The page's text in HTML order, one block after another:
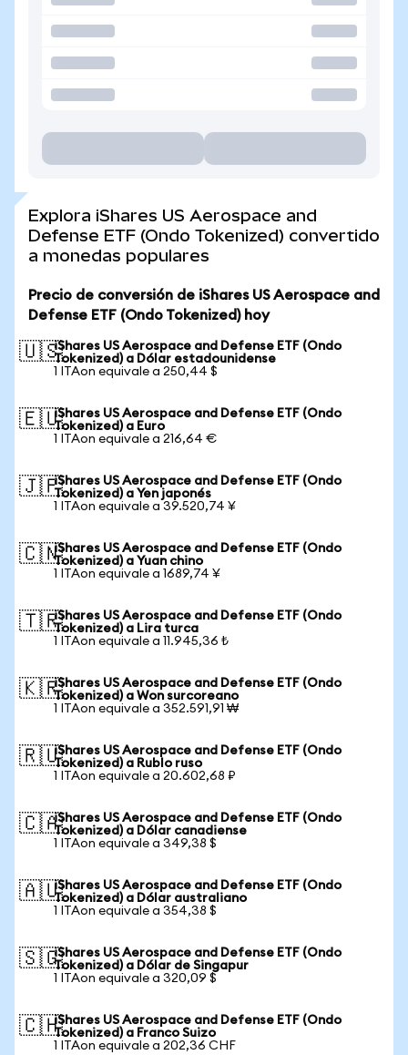
Explora iShares US Aerospace and
Defense ETF (Ondo Tokenized) convertido
a monedas populares
Precio de conversión de iShares US Aerospace and
Defense ETF (Ondo Tokenized) hoy
🇺🇸iShares US Aerospace and Defense ETF (Ondo
Tokenized) a Dólar estadounidense
1 ITAon equivale a 250,44 $
🇪🇺iShares US Aerospace and Defense ETF (Ondo
Tokenized) a Euro
1 ITAon equivale a 216,64 €
🇯🇵iShares US Aerospace and Defense ETF (Ondo
Tokenized) a Yen japonés
1 ITAon equivale a 39.520,74 ¥
🇨🇳iShares US Aerospace and Defense ETF (Ondo
Tokenized) a Yuan chino
1 ITAon equivale a 1689,74 ¥
🇹🇷iShares US Aerospace and Defense ETF (Ondo
Tokenized) a Lira turca
1 ITAon equivale a 11.945,36 ₺
🇰🇷iShares US Aerospace and Defense ETF (Ondo
Tokenized) a Won surcoreano
1 ITAon equivale a 352.591,91 ₩
🇷🇺iShares US Aerospace and Defense ETF (Ondo
Tokenized) a Rublo ruso
1 ITAon equivale a 20.602,68 ₽
🇨🇦iShares US Aerospace and Defense ETF (Ondo
Tokenized) a Dólar canadiense
1 ITAon equivale a 349,38 $
🇦🇺iShares US Aerospace and Defense ETF (Ondo
Tokenized) a Dólar australiano
1 ITAon equivale a 354,38 $
🇸🇬iShares US Aerospace and Defense ETF (Ondo
Tokenized) a Dólar de Singapur
1 ITAon equivale a 320,09 $
🇨🇭iShares US Aerospace and Defense ETF (Ondo
Tokenized) a Franco Suizo
1 ITAon equivale a 202,36 CHF